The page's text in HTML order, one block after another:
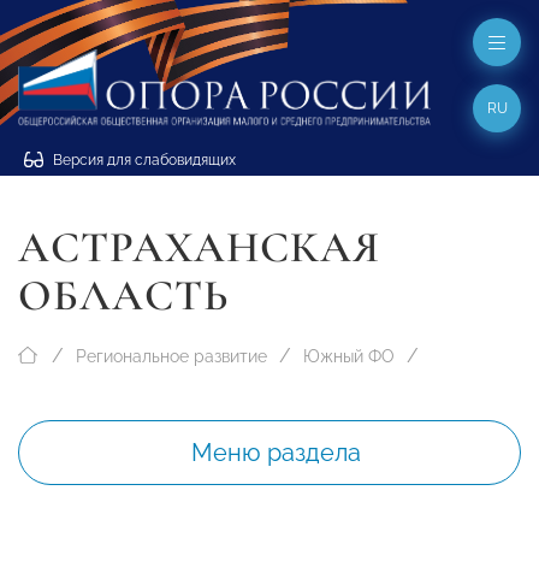
Версия для слабовидящих
RU
АСТРАХАНСКАЯ
ОБЛАСТЬ
Региональное развитие Южный ФО
Меню раздела